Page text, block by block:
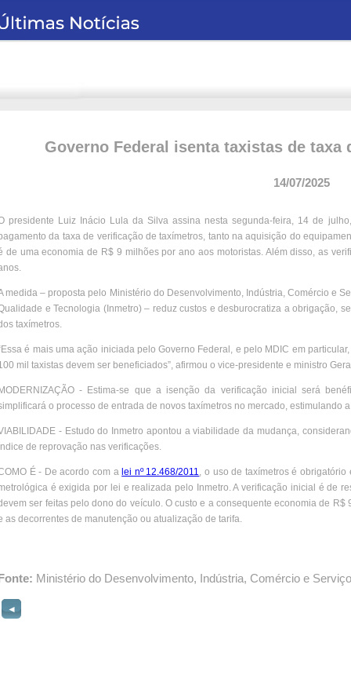
Governo Federal isenta taxistas de
14/07/2025
presidente Luiz Inácio Lula da Silva assina nesta segunda-feira, 14 de
da taxa de verificação de taxímetros, tanto na aquisição do
de uma economia de R$ 9 milhões por ano aos motoristas. Além disso, as
medida – proposta pelo Ministério do Desenvolvimento, Indústria, Comércio e
e Tecnologia (Inmetro) – reduz custos e desburocratiza a obrigação,
taxímetros.
é mais uma ação iniciada pelo Governo Federal, e pelo MDIC em
mil taxistas devem ser beneficiados”, afirmou o vice-presidente e ministro
- Estima-se que a isenção da verificação inicial será
o processo de entrada de novos taxímetros no mercado, estimulando
- Estudo do Inmetro apontou a viabilidade da mudança,
de reprovação nas verificações.
É - De acordo com a lei nº 12.468/2011, o uso de taxímetros é
é exigida por lei e realizada pelo Inmetro. A verificação inicial é de
ser feitas pelo dono do veículo. O custo e a consequente economia de
as decorrentes de manutenção ou atualização de tarifa.
Ministério do Desenvolvimento, Indústria, Comércio e
◄